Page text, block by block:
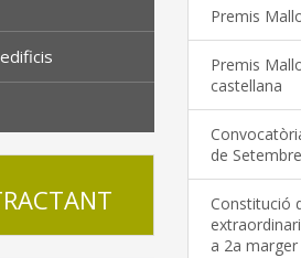
Premis
Premis
castellana
de Setembre
Constitució
a 2a